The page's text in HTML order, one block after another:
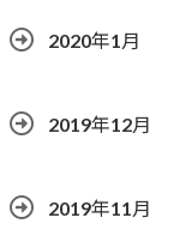
2020年1月
2019年12月
2019年11月